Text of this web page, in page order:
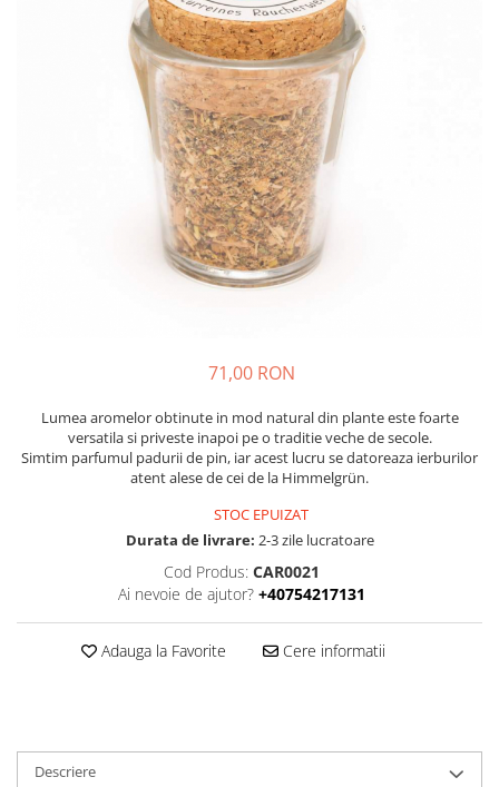
Produse pentru casa
Idei pentru casa
Prosoape bucatarie
71,00 RON
Lumea aromelor obtinute in mod natural din plante este foarte
versatila si priveste inapoi pe o traditie veche de secole.
Simtim parfumul padurii de pin, iar acest lucru se datoreaza ierburilor
atent alese de cei de la Himmelgrün.
STOC EPUIZAT
Durata de livrare: 2-3 zile lucratoare
Cod Produs: CAR0021
Ai nevoie de ajutor? +40754217131
Adauga la Favorite Cere informatii
Descriere